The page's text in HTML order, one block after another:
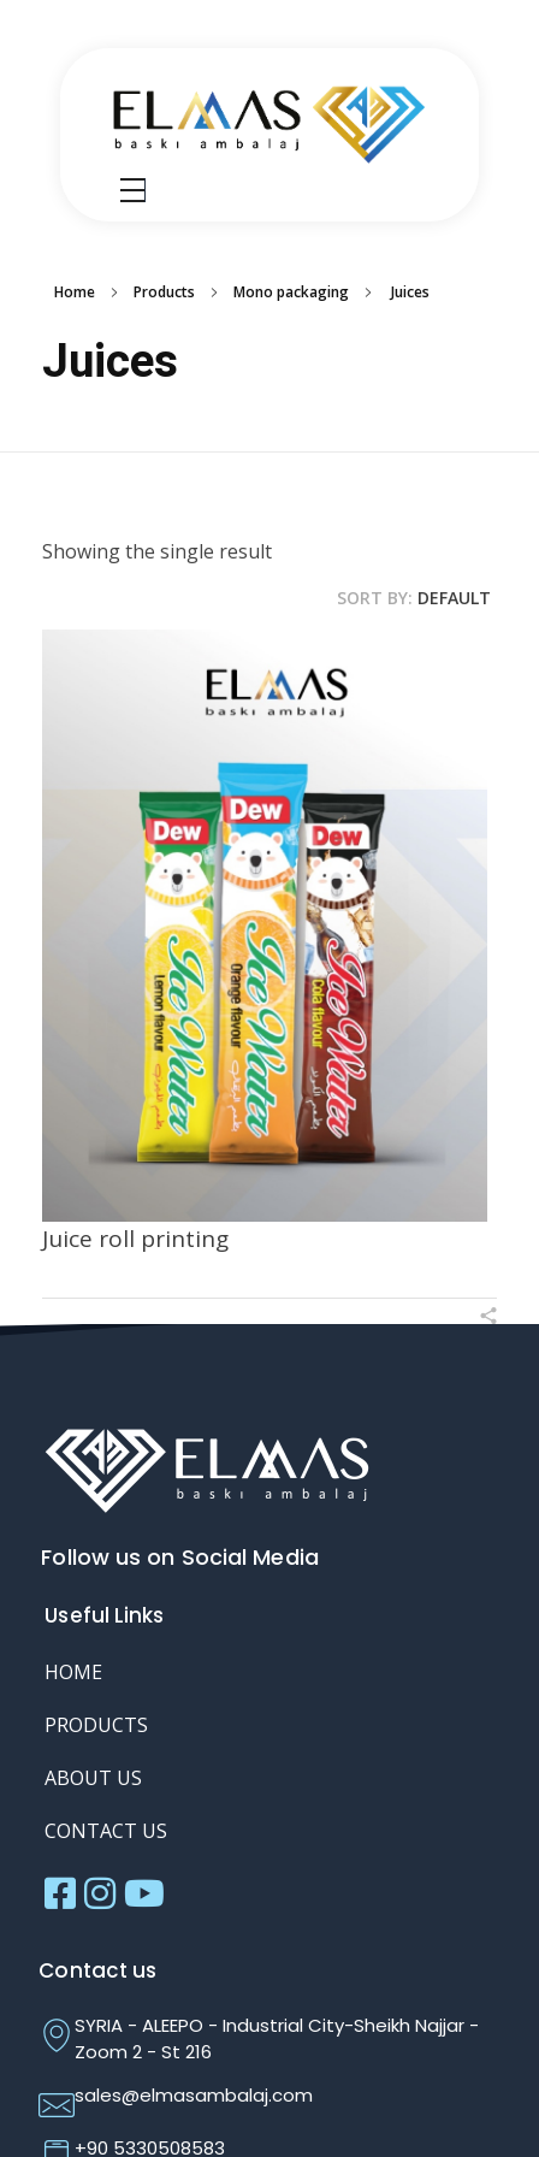
Elmas Ambalajشركة الماس امبلاج في تركيا مختصين في مجالي الطباعة والتغليف للعديد من المنتجات الغذائية والصناعية من رول التغليف وأكياس النايلون بسرعة واتقان وجودة عالية في التنفيذ ضمن أعلى المعايير العالمية وبأسعار منافسة
Home Products Mono packaging Juices
Juices
Showing the single result
SORT BY: DEFAULT
Juice roll printing
Follow us on Social Media
Useful Links
HOME
PRODUCTS
ABOUT US
CONTACT US
Contact us
SYRIA - ALEEPO - Industrial City-Sheikh Najjar -
Zoom 2 - St 216
sales@elmasambalaj.com
+90 5330508583